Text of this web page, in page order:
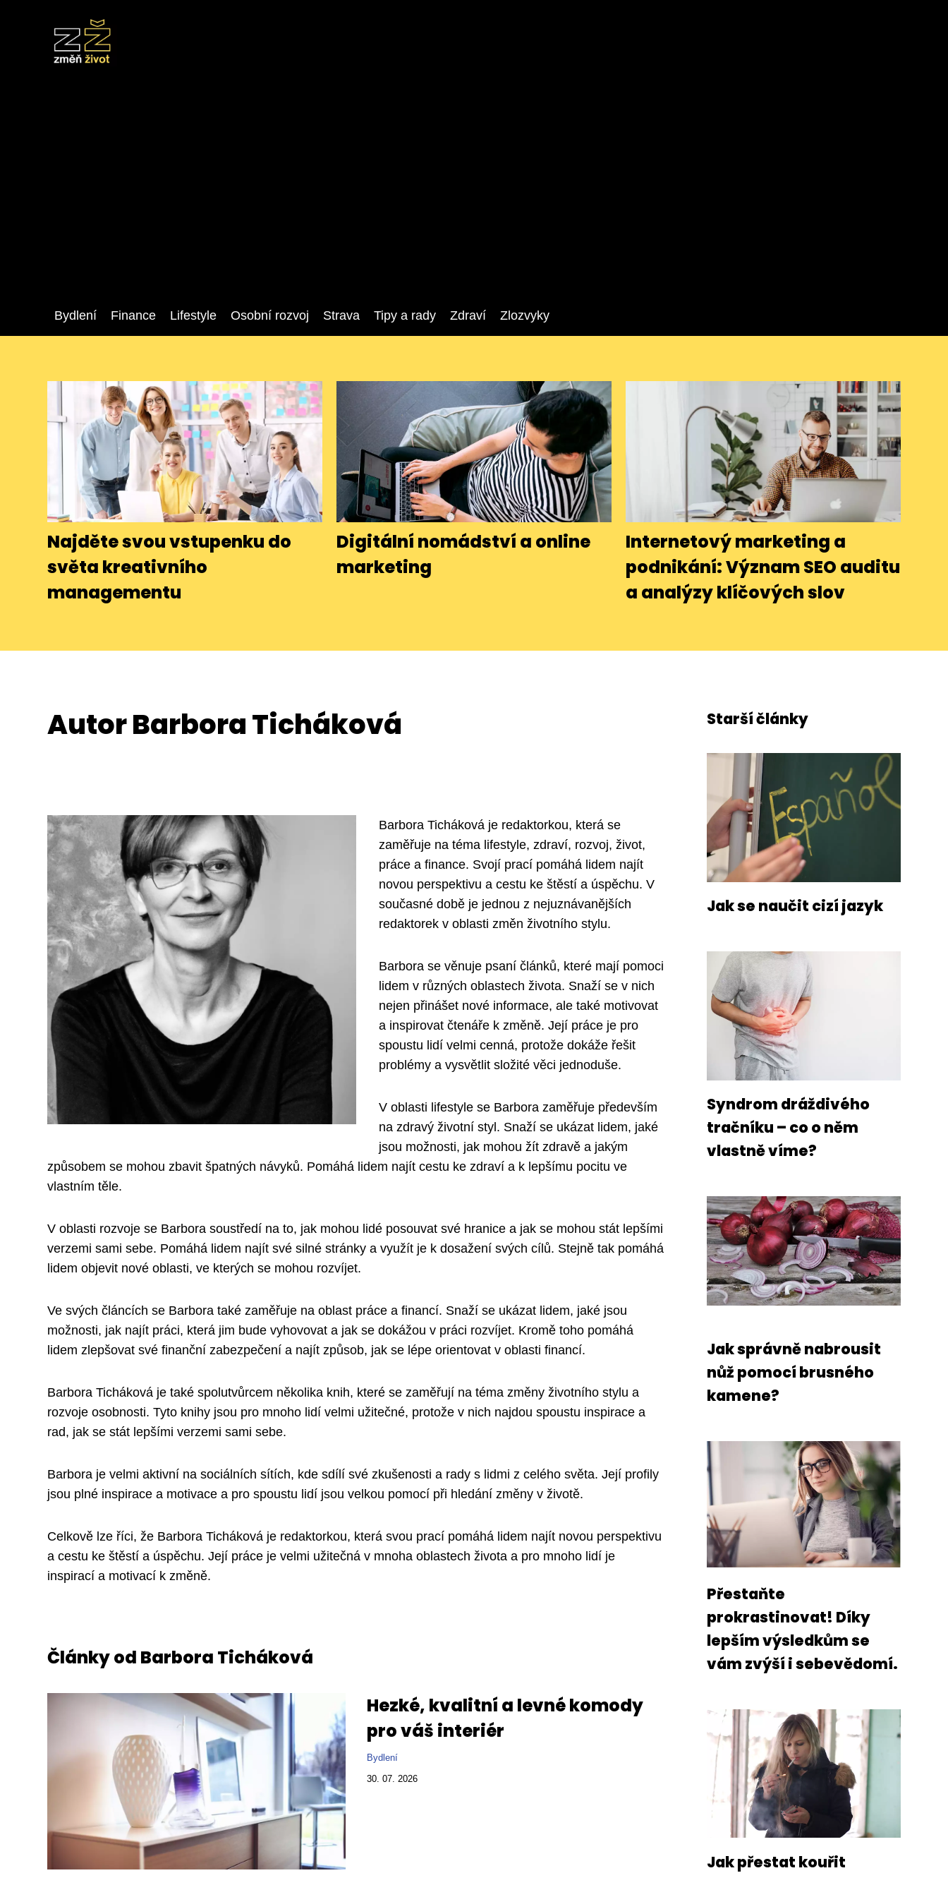
Bydlení Finance Lifestyle Osobní rozvoj Strava Tipy a rady Zdraví Zlozvyky
Najděte svou vstupenku do
světa kreativního
managementu
Digitální nomádství a online
marketing
Internetový marketing a
podnikání: Význam SEO auditu
a analýzy klíčových slov
Autor Barbora Ticháková
Barbora Ticháková je redaktorkou, která se
zaměřuje na téma lifestyle, zdraví, rozvoj, život,
práce a finance. Svojí prací pomáhá lidem najít
novou perspektivu a cestu ke štěstí a úspěchu. V
současné době je jednou z nejuznávanějších
redaktorek v oblasti změn životního stylu.
Barbora se věnuje psaní článků, které mají pomoci
lidem v různých oblastech života. Snaží se v nich
nejen přinášet nové informace, ale také motivovat
a inspirovat čtenáře k změně. Její práce je pro
spoustu lidí velmi cenná, protože dokáže řešit
problémy a vysvětlit složité věci jednoduše.
V oblasti lifestyle se Barbora zaměřuje především
na zdravý životní styl. Snaží se ukázat lidem, jaké
jsou možnosti, jak mohou žít zdravě a jakým
způsobem se mohou zbavit špatných návyků. Pomáhá lidem najít cestu ke zdraví a k lepšímu pocitu ve
vlastním těle.
V oblasti rozvoje se Barbora soustředí na to, jak mohou lidé posouvat své hranice a jak se mohou stát lepšími
verzemi sami sebe. Pomáhá lidem najít své silné stránky a využít je k dosažení svých cílů. Stejně tak pomáhá
lidem objevit nové oblasti, ve kterých se mohou rozvíjet.
Ve svých článcích se Barbora také zaměřuje na oblast práce a financí. Snaží se ukázat lidem, jaké jsou
možnosti, jak najít práci, která jim bude vyhovovat a jak se dokážou v práci rozvíjet. Kromě toho pomáhá
lidem zlepšovat své finanční zabezpečení a najít způsob, jak se lépe orientovat v oblasti financí.
Barbora Ticháková je také spolutvůrcem několika knih, které se zaměřují na téma změny životního stylu a
rozvoje osobnosti. Tyto knihy jsou pro mnoho lidí velmi užitečné, protože v nich najdou spoustu inspirace a
rad, jak se stát lepšími verzemi sami sebe.
Barbora je velmi aktivní na sociálních sítích, kde sdílí své zkušenosti a rady s lidmi z celého světa. Její profily
jsou plné inspirace a motivace a pro spoustu lidí jsou velkou pomocí při hledání změny v životě.
Celkově lze říci, že Barbora Ticháková je redaktorkou, která svou prací pomáhá lidem najít novou perspektivu
a cestu ke štěstí a úspěchu. Její práce je velmi užitečná v mnoha oblastech života a pro mnoho lidí je
inspirací a motivací k změně.
Články od Barbora Ticháková
Hezké, kvalitní a levné komody
pro váš interiér
Bydlení
30. 07. 2026
Starší články
Jak se naučit cizí jazyk
Syndrom dráždivého
tračníku – co o něm
vlastně víme?
Jak správně nabrousit
nůž pomocí brusného
kamene?
Přestaňte
prokrastinovat! Díky
lepším výsledkům se
vám zvýší i sebevědomí.
Jak přestat kouřit